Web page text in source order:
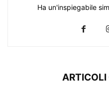
Ha un'inspiegabile
ARTICOLI